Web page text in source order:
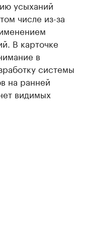
усыханий
числе из-за
В карточке
в
системы
на ранней
видимых